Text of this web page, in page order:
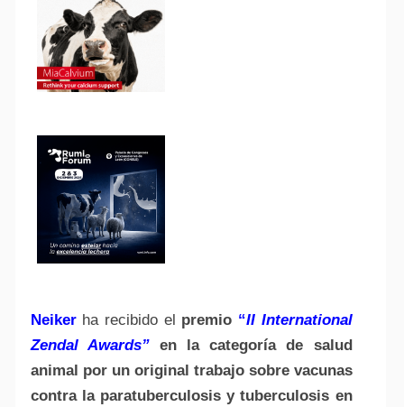
Neikerha recibido el premio “II International
Zendal Awards”en la categoría de salud
animal por un original trabajo sobre vacunas
contra la paratuberculosis y tuberculosis en